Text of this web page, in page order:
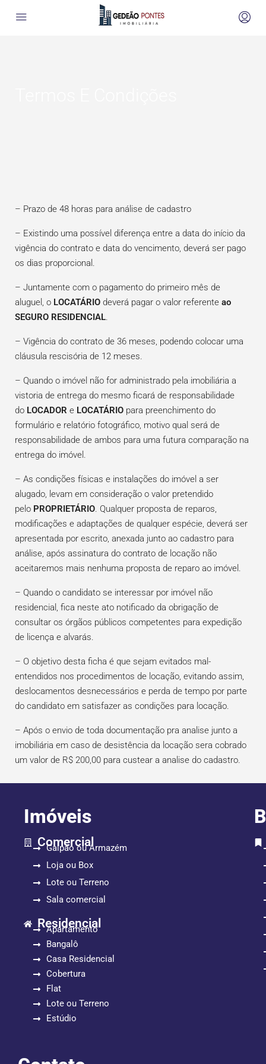
– Prazo de 48 horas para análise de cadastro
– Existindo uma possível diferença entre a data do início da
vigência do contrato e data do vencimento, deverá ser pago
os dias proporcional.
– Juntamente com o pagamento do primeiro mês de
aluguel, o LOCATÁRIO deverá pagar o valor referente ao
SEGURO RESIDENCIAL.
– Vigência do contrato de 36 meses, podendo colocar uma
cláusula rescisória de 12 meses.
– Quando o imóvel não for administrado pela imobiliária a
vistoria de entrega do mesmo ficará de responsabilidade
do LOCADOR e LOCATÁRIO para preenchimento do
formulário e relatório fotográfico, motivo qual será de
responsabilidade de ambos para uma futura comparação na
entrega do imóvel.
– As condições físicas e instalações do imóvel a ser
alugado, levam em consideração o valor pretendido
pelo PROPRIETÁRIO. Qualquer proposta de reparos,
modificações e adaptações de qualquer espécie, deverá ser
apresentada por escrito, anexada junto ao cadastro para
análise, após assinatura do contrato de locação não
aceitaremos mais nenhuma proposta de reparo ao imóvel.
– Quando o candidato se interessar por imóvel não
residencial, fica neste ato notificado da obrigação de
consultar os órgãos públicos competentes para expedição
de licença e alvarás.
– O objetivo desta ficha é que sejam evitados mal-
entendidos nos procedimentos de locação, evitando assim,
deslocamentos desnecessários e perda de tempo por parte
do candidato em satisfazer as condições para locação.
– Após o envio de toda documentação pra analise junto a
imobiliária em caso de desistência da locação sera cobrado
um valor de R$ 200,00 para custear a analise do cadastro.
Imóveis
Comercial
Galpão ou Armazém
Loja ou Box
Lote ou Terreno
Sala comercial
Residencial
Apartamento
Bangalô
Casa Residencial
Cobertura
Flat
Lote ou Terreno
Estúdio